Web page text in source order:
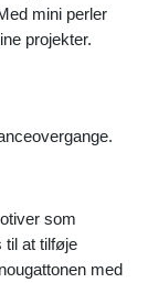
mini perler
projekter.
som
at tilføje
med